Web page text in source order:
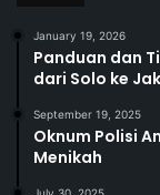
January 19, 2026
Panduan dan
dari Solo ke
September 19, 2025
Oknum Polisi
Menikah